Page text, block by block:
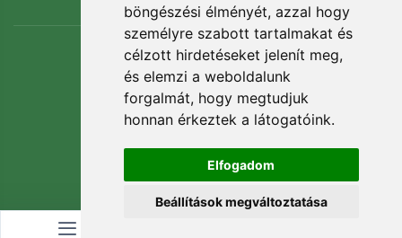
böngészési élményét, azzal hogy
személyre szabott tartalmakat és
célzott hirdetéseket jelenít meg,
és elemzi a weboldalunk
forgalmát, hogy megtudjuk
honnan érkeztek a látogatóink.
Elfogadom
Beállítások megváltoztatása